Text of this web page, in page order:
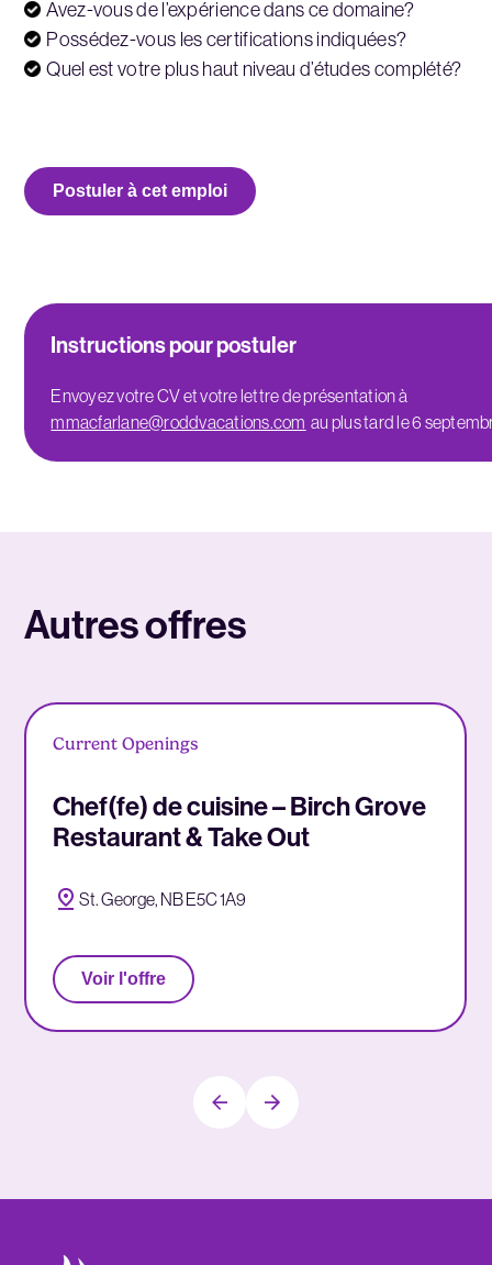
Avez-vous de l’expérience dans ce domaine?
Possédez-vous les certifications indiquées?
Quel est votre plus haut niveau d’études complété?
Postuler à cet emploi
Instructions pour postuler
Envoyez votre CV et votre lettre de présentation à
mmacfarlane@roddvacations.com au plus tard le 6
Autres offres
Current Openings
Chef(fe) de cuisine – Birch Grove
Restaurant & Take Out
St. George, NB E5C 1A9
Voir l'offre